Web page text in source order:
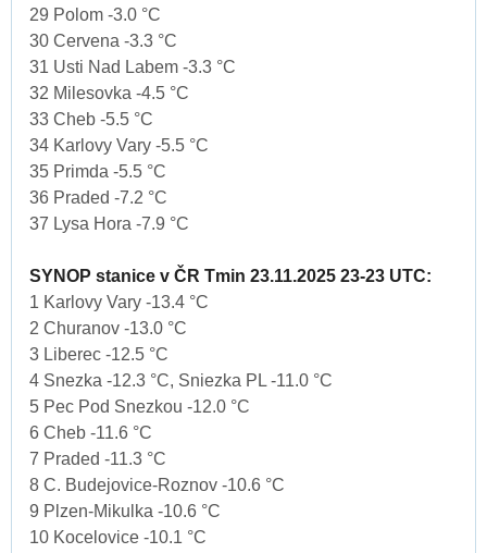
29 Polom -3.0 °C
30 Cervena -3.3 °C
31 Usti Nad Labem -3.3 °C
32 Milesovka -4.5 °C
33 Cheb -5.5 °C
34 Karlovy Vary -5.5 °C
35 Primda -5.5 °C
36 Praded -7.2 °C
37 Lysa Hora -7.9 °C
SYNOP stanice v ČR Tmin 23.11.2025 23-23 UTC:
1 Karlovy Vary -13.4 °C
2 Churanov -13.0 °C
3 Liberec -12.5 °C
4 Snezka -12.3 °C, Sniezka PL -11.0 °C
5 Pec Pod Snezkou -12.0 °C
6 Cheb -11.6 °C
7 Praded -11.3 °C
8 C. Budejovice-Roznov -10.6 °C
9 Plzen-Mikulka -10.6 °C
10 Kocelovice -10.1 °C